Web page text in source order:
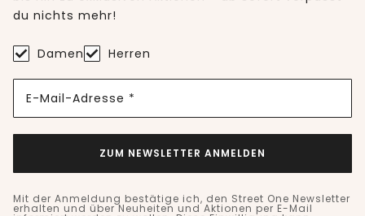
du nichts mehr!
Damen Herren
E-Mail-Adresse *
ZUM NEWSLETTER ANMELDEN
Mit der Anmeldung bestätige ich, den Street One Newsletter
erhalten und über Neuheiten und Aktionen per E-Mail